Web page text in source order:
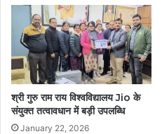
श्री गुरु राम राय विश्वविद्यालय Jio के
संयुक्त तत्वावधान में बड़ी उपलब्धि
January 22, 2026